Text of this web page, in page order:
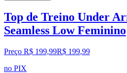
Top de Treino Under
Seamless Low Feminino
Preço R$ 199,99R$ 199,99
no PIX